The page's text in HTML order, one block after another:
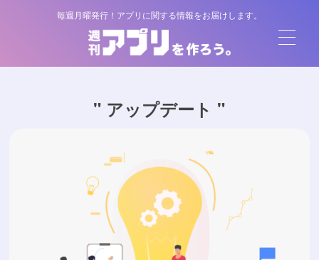
毎週月曜発行！アプリに関する情報をお届けします。
" アップデート "